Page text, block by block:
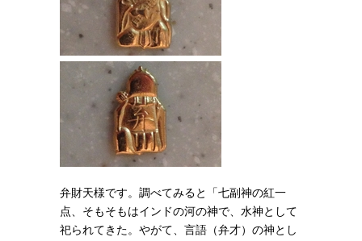
弁財天様です。調べてみると「七副神の紅一
点、 そもそもはインドの河の神で 、水神として
祀られてきた。 やがて、言語（弁才）の神とし